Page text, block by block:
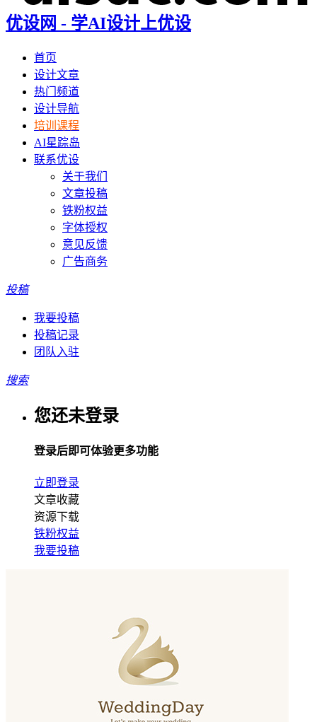
优设网 - 学AI设计上优设
首页
设计文章
热门频道
设计导航
培训课程
AI星踪岛
联系优设
关于我们
文章投稿
铁粉权益
字体授权
意见反馈
广告商务
投稿
我要投稿
投稿记录
团队入驻
搜索
您还未登录
登录后即可体验更多功能
立即登录
文章收藏
资源下载
铁粉权益
我要投稿